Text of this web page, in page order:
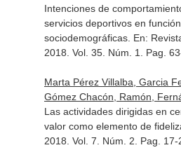
Intenciones de
servicios deportivos en
sociodemográficas. En:
2018. Vol. 35. Núm. 1. Pag.
Marta Pérez Villalba, Garcia
Gómez Chacón, Ramón,
Las actividades dirigidas en
valor como elemento de
2018. Vol. 7. Núm. 2. Pag. 17-